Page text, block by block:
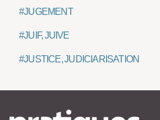
#JUGEMENT
#JUIF, JUIVE
#JUSTICE, JUDICIARISATION